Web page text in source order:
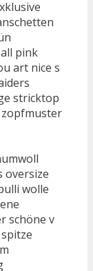
pink
art nice s
stricktop
oversize
wolle
schöne v